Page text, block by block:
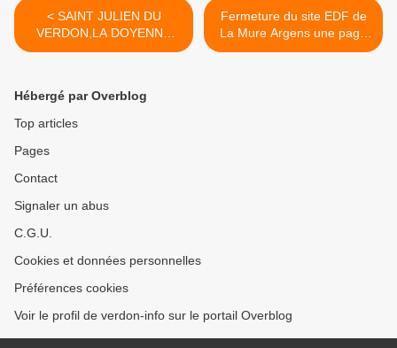
< SAINT JULIEN DU
VERDON,LA DOYENNE
S’EN EST ALLEE…..
Fermeture du site EDF de
La Mure Argens une page
se tourne >
Hébergé par Overblog
Top articles
Pages
Contact
Signaler un abus
C.G.U.
Cookies et données personnelles
Préférences cookies
Voir le profil de verdon-info sur le portail Overblog